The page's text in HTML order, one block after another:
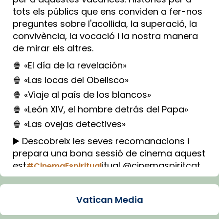
tots els públics que ens conviden a fer-nos
preguntes sobre l'acollida, la superació, la
convivència, la vocació i la nostra manera
de mirar els altres.
🍿 «El día de la revelación»
🍿 «Las locas del Obelisco»
🍿 «Viaje al país de los blancos»
🍿 «León XIV, el hombre detrás del Papa»
🍿 «Las ovejas detectives»
▶️ Descobreix les seves recomanacions i
prepara una bona sessió de cinema aquest
est#CinemaEspiritualitual @cinemaspiritcat
Imatge: Generada amb IA (OpenAI)
Vatican Media